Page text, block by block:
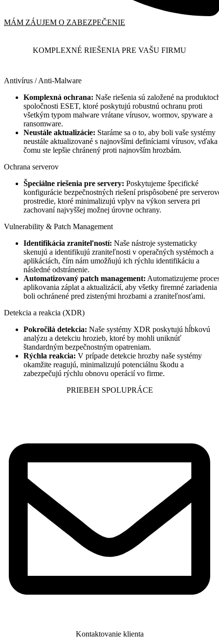
MÁM ZÁUJEM O ZABEZPEČENIE
KOMPLEXNÉ RIEŠENIA PRE VAŠU FIRMU
Antivírus / Anti-Malware
Komplexná ochrana: Naše riešenia sú založené na
spoločnosti ESET, ktoré poskytujú robustnú ochranu proti
všetkým typom malware vrátane vírusov, wormov, spyware a
ransomware.
Neustále aktualizácie: Staráme sa o to, aby boli vaše systémy
neustále aktualizované s najnovšími definíciami vírusov, vďaka
čomu ste lepšie chránený proti najnovším hrozbám.
Ochrana serverov
Špeciálne riešenia pre servery: Poskytujeme špecifické
konfigurácie bezpečnostných riešení prispôsobené pre
prostredie, ktoré minimalizujú vplyv na výkon servera pri
zachovaní najvyššej možnej úrovne ochrany.
Vulnerability & Patch Management
Identifikácia zraniteľností: Naše nástroje systematicky
skenujú a identifikujú zraniteľnosti v operačných systémoch a
aplikáciách, čím nám umožňujú ich rýchlu identifikáciu a
následné odstránenie.
Automatizovaný patch management: Automatizujeme
aplikovania záplat a aktualizácií, aby všetky firemné zariadenia
boli ochránené pred zistenými hrozbami a zraniteľnosťami.
Detekcia a reakcia (XDR)
Pokročilá detekcia: Naše systémy XDR poskytujú hĺbkovú
analýzu a detekciu hrozieb, ktoré by mohli uniknúť
štandardným bezpečnostným opatreniam.
Rýchla reakcia: V prípade detekcie hrozby naše systémy
okamžite reagujú, minimalizujú potenciálnu škodu a
zabezpečujú rýchlu obnovu operácií vo firme.
PRIEBEH SPOLUPRÁCE
Kontaktovanie klienta